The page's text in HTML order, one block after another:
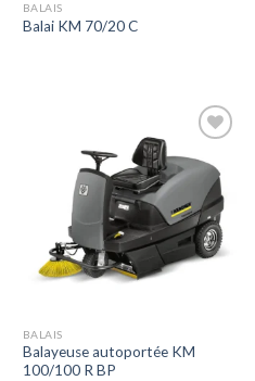
BALAIS
Balai KM 70/20 C
Ajouter
à la liste
souhaits
BALAIS
Balayeuse autoportée KM
100/100 R BP